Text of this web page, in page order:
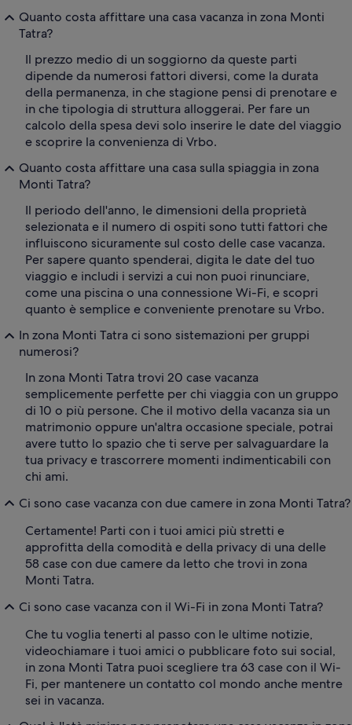
Quanto costa affittare una casa vacanza in zona Monti
Tatra?
Il prezzo medio di un soggiorno da queste parti
dipende da numerosi fattori diversi, come la durata
della permanenza, in che stagione pensi di prenotare e
in che tipologia di struttura alloggerai. Per fare un
calcolo della spesa devi solo inserire le date del viaggio
e scoprire la convenienza di Vrbo.
Quanto costa affittare una casa sulla spiaggia in zona
Monti Tatra?
Il periodo dell'anno, le dimensioni della proprietà
selezionata e il numero di ospiti sono tutti fattori che
influiscono sicuramente sul costo delle case vacanza.
Per sapere quanto spenderai, digita le date del tuo
viaggio e includi i servizi a cui non puoi rinunciare,
come una piscina o una connessione Wi-Fi, e scopri
quanto è semplice e conveniente prenotare su Vrbo.
In zona Monti Tatra ci sono sistemazioni per gruppi
numerosi?
In zona Monti Tatra trovi 20 case vacanza
semplicemente perfette per chi viaggia con un gruppo
di 10 o più persone. Che il motivo della vacanza sia un
matrimonio oppure un'altra occasione speciale, potrai
avere tutto lo spazio che ti serve per salvaguardare la
tua privacy e trascorrere momenti indimenticabili con
chi ami.
Ci sono case vacanza con due camere in zona Monti Tatra?
Certamente! Parti con i tuoi amici più stretti e
approfitta della comodità e della privacy di una delle
58 case con due camere da letto che trovi in zona
Monti Tatra.
Ci sono case vacanza con il Wi-Fi in zona Monti Tatra?
Che tu voglia tenerti al passo con le ultime notizie,
videochiamare i tuoi amici o pubblicare foto sui social,
in zona Monti Tatra puoi scegliere tra 63 case con il Wi-
Fi, per mantenere un contatto col mondo anche mentre
sei in vacanza.